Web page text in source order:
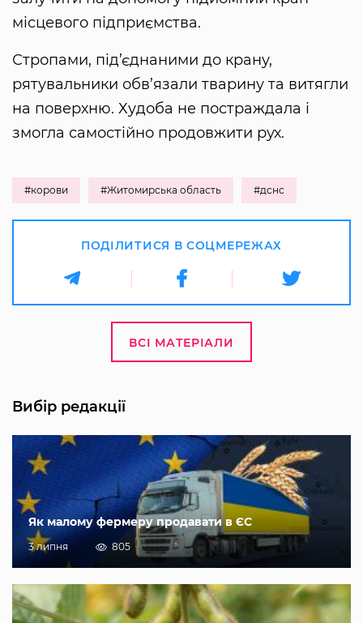
місцевого підприємства.
Стропами, під’єднаними до крану,
рятувальники обв’язали тварину та витягли
на поверхню. Худоба не постраждала і
змогла самостійно продовжити рух.
#корови #Житомирська область #дснс
ПОДІЛИТИСЯ В СОЦМЕРЕЖАХ
ВСІ МАТЕРІАЛИ
Вибір редакції
Як малому фермеру продавати в ЄС
3 липня 805